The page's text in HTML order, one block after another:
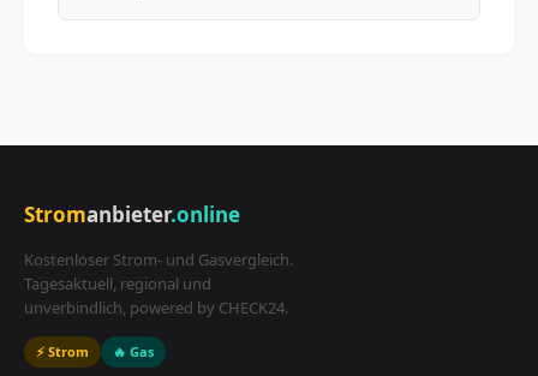
Stromanbieter.online
Kostenloser Strom- und Gasvergleich.
Tagesaktuell, regional und
unverbindlich, powered by CHECK24.
⚡ Strom 🔥 Gas